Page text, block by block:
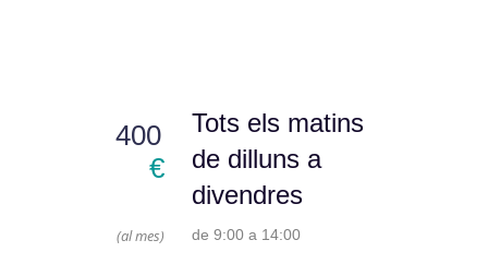
400
€
(al mes)
Tots els matins
de dilluns a
divendres
de 9:00 a 14:00